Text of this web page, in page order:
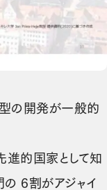
の開発が一般的
進的国家として知
の 6割がアジャイ